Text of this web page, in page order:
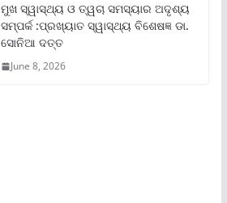
ମୁଖ ସ୍ୱାସ୍ଥ୍ୟ ଓ ତ୍ୱଚା ସମସ୍ୟାର ଅଦୃଶ୍ୟ
ସମ୍ପର୍କ :ପ୍ରଖ୍ୟାତ ସ୍ୱାସ୍ଥ୍ୟ ବିଶେଷଜ୍ଞ ଡା.
ସୋନିଆ ଦତ୍ତ
June 8, 2026